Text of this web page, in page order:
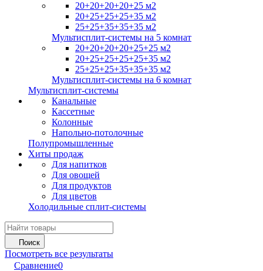
20+20+20+20+25 м2
20+25+25+25+35 м2
25+25+35+35+35 м2
Мультисплит-системы на 5 комнат
20+20+20+20+25+25 м2
20+25+25+25+25+35 м2
25+25+25+35+35+35 м2
Мультисплит-системы на 6 комнат
Мультисплит-системы
Канальные
Кассетные
Колонные
Напольно-потолочные
Полупромышленные
Хиты продаж
Для напитков
Для овощей
Для продуктов
Для цветов
Холодильные сплит-системы
Поиск
Посмотреть все результаты
Сравнение0